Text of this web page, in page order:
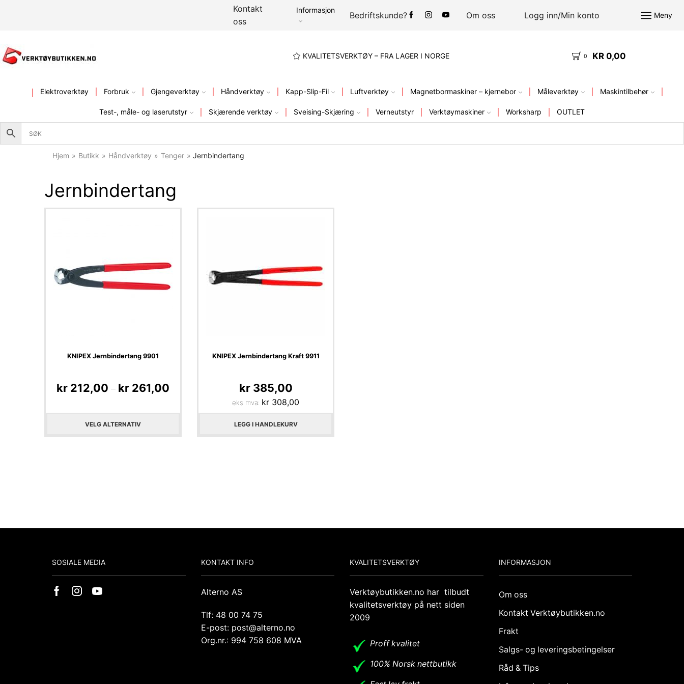
Kontakt
oss
Informasjon Bedriftskunde? Om oss Logg inn/Min konto Meny
KVALITETSVERKTØY – FRA LAGER I NORGE KVALITETSVERKTØY – FRA LAGER I NORGE
0 KR0,00
Elektroverktøy Forbruk Gjengeverktøy Håndverktøy Kapp-Slip-Fil Luftverktøy Magnetbormaskiner – kjernebor Måleverktøy Maskintilbehør
Test-, måle- og laserutstyr Skjærende verktøy Sveising-Skjæring Verneutstyr Verktøymaskiner Worksharp OUTLET
Hjem » Butikk » Håndverktøy » Tenger » Jernbindertang
Jernbindertang
KNIPEX Jernbindertang 9901
kr 212,00 – kr 261,00
VELG ALTERNATIV
KNIPEX Jernbindertang Kraft 9911
kr385,00
eks mva: kr 308,00
LEGG I HANDLEKURV
SOSIALE MEDIA KONTAKT INFO
Alterno AS
Tlf: 48 00 74 75
E-post: post@alterno.no
Org.nr.: 994 758 608 MVA
KVALITETSVERKTØY
Verktøybutikken.no har tilbudt
kvalitetsverktøy på nett siden
2009
Proff kvalitet
100% Norsk nettbutikk
INFORMASJON
Om oss
Kontakt Verktøybutikken.no
Frakt
Salgs- og leveringsbetingelser
Råd & Tips